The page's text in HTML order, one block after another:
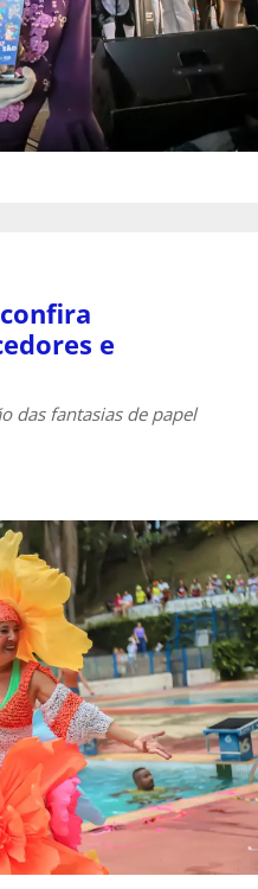
e
das fantasias de papel